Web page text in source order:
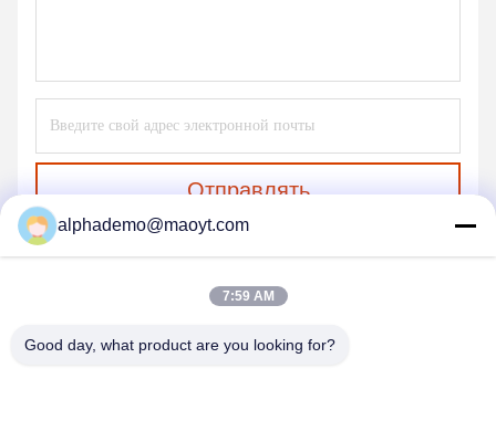
Отправлять
alphademo@maoyt.com
7:59 AM
Good day, what product are you looking for?